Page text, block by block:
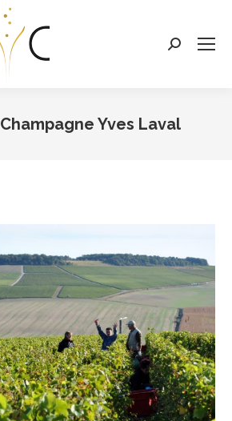
Search:
Champagne Yves Laval